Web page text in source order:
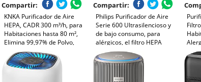
Compartir:
KNKA Purificador de Aire
HEPA, CADR 300 m³/h, para
Habitaciones hasta 80 m²,
Elimina 99,97% de Polvo,
Polen y Olores, Sensor
Inteligente, Modo Auto y
Reposo, Ideal para
Compartir:
Philips Purificador de Aire
Serie 600 Ultrasilencioso y
de bajo consumo, para
alérgicos, el filtro HEPA
elimina el 99,97% de los
contaminantes, cubre hasta
44m2, controlado por app,
blanco (AC0650/10)